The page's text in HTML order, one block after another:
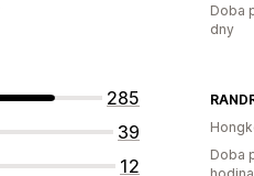
285
39
12
Doba
dny
Doba